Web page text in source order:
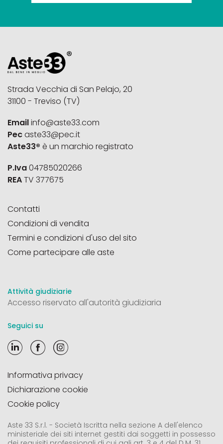
Strada Vecchia di San Pelajo, 20
31100 - Treviso (TV)
Emailinfo@aste33.com
Pecaste33@pec.it
Aste33® è un marchio registrato
P.Iva04785020266
REATV 377675
Contatti
Condizioni di vendita
Termini e condizioni d'uso del sito
Come partecipare alle aste
Attività giudiziarie
Accesso riservato all'autorità giudiziaria
Seguici su
Informativa privacy
Dichiarazione cookie
Cookie policy
Aste 33 S.r.l. - Società Iscritta nella sezione A dell'elenco
ministeriale dei siti internet gestiti dai soggetti in possesso